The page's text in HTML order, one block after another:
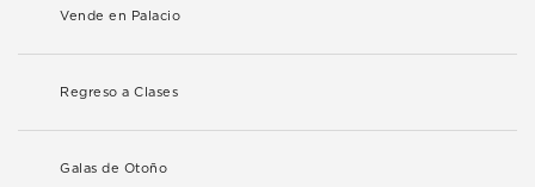
Vende en Palacio
Regreso a Clases
Galas de Otoño